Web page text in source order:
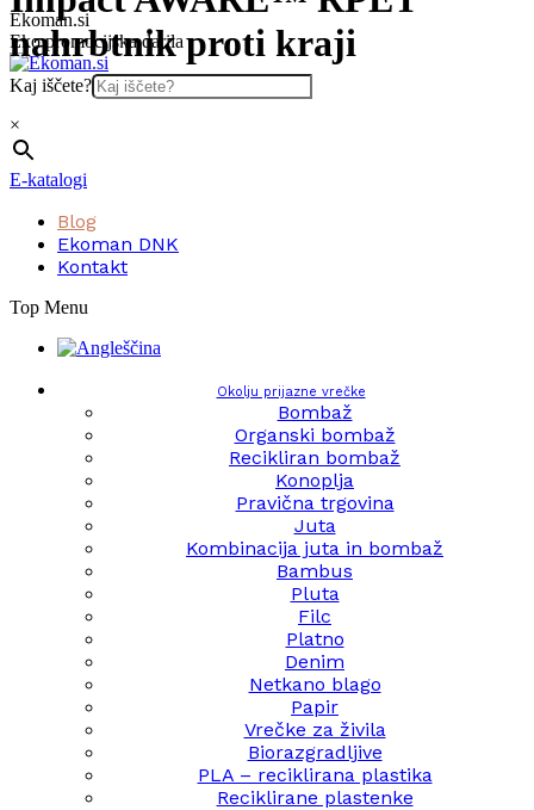
Skip
to
content
Ekoman.si
Eko promocijska darila
Kaj iščete?
×
E-katalogi
Blog
Ekoman DNK
Kontakt
Top Menu
Okolju prijazne vrečke
Bombaž
Organski bombaž
Recikliran bombaž
Konoplja
Pravična trgovina
Juta
Kombinacija juta in bombaž
Bambus
Pluta
Filc
Platno
Denim
Netkano blago
Papir
Vrečke za živila
Biorazgradljive
PLA – reciklirana plastika
Reciklirane plastenke
nahrbtnik proti kraji